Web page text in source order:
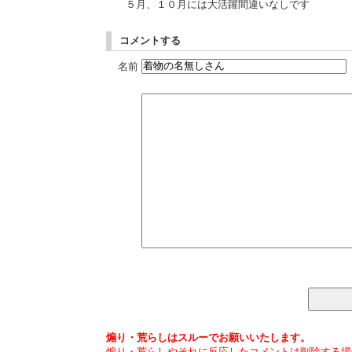
５月、１０月には大活躍間違いなしです
コメントする
名前
煽り・荒らしはスルーでお願いいたします。